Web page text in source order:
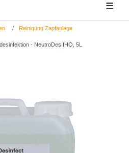
☰
Reinigung Zapfanlage
- NeutroDes IHO, 5L